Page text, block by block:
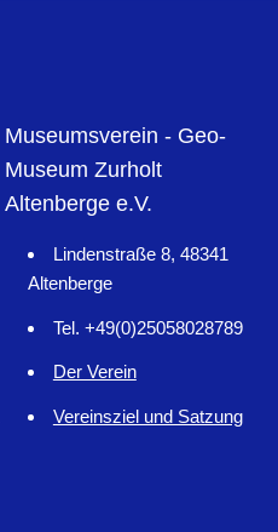
Museumsverein - Geo-
Museum Zurholt
Altenberge e.V.
Lindenstraße 8, 48341
Altenberge
Tel. +49(0)25058028789
Der Verein
Vereinsziel und Satzung